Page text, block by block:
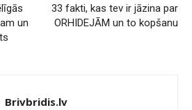
un
33 fakti, kas tev ir jāzina par
ORHIDEJĀM un to kopšanu
Brivbridis.lv